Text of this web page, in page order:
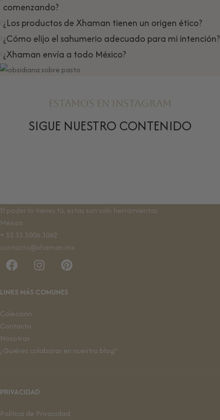
comenzando?
¿Los productos de Xhaman tienen un origen ético?
¿Cómo elijo el sahumerio adecuado para mi intención?
¿Xhaman envía a todo México?
ESTAMOS EN INSTAGRAM
SIGUE NUESTRO CONTENIDO
El poder lo tienes tú, estas son solo herramientas
México
+ 52 33 3006 1062
contacto@xhaman.mx
LINKS MÁS COMUNES
Colección
Contacto
Nosotras
¿Quiéres colaborar en nuestro blog?
PRIVACIDAD
Política de Privacidad